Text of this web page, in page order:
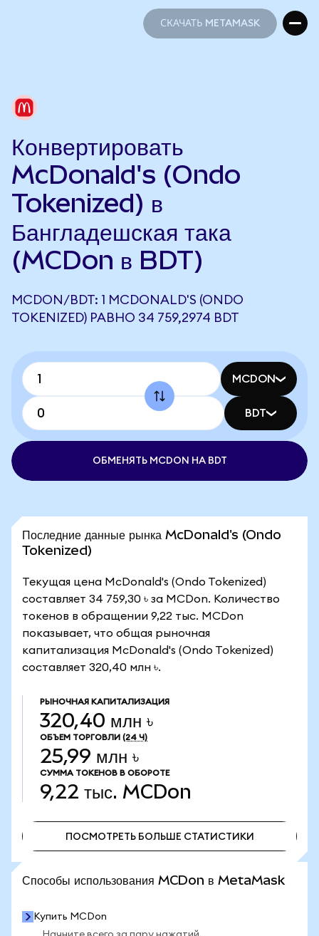
СКАЧАТЬ METAMASK
Конвертировать
McDonald's (Ondo
Tokenized) в
Бангладешская така
(MCDon в BDT)
MCDON/BDT: 1 MCDONALD'S (ONDO
TOKENIZED) РАВНО 34 759,2974 BDT
MCDON
BDT
ОБМЕНЯТЬ MCDON НА BDT
Последние данные рынка McDonald's (Ondo
Tokenized)
Текущая цена McDonald's (Ondo Tokenized)
составляет 34 759,30 ৳ за MCDon. Количество
токенов в обращении 9,22 тыс. MCDon
показывает, что общая рыночная
капитализация McDonald's (Ondo Tokenized)
составляет 320,40 млн ৳.
РЫНОЧНАЯ КАПИТАЛИЗАЦИЯ
320,40 млн ৳
ОБЪЕМ ТОРГОВЛИ (24 Ч)
25,99 млн ৳
СУММА ТОКЕНОВ В ОБОРОТЕ
9,22 тыс. MCDon
ПОСМОТРЕТЬ БОЛЬШЕ СТАТИСТИКИ
Способы использования MCDon в MetaMask
Купить MCDon